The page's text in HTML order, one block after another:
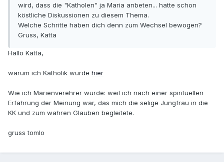
wird, dass die "Katholen" ja Maria anbeten... hatte schon
köstliche Diskussionen zu diesem Thema.
Welche Schritte haben dich denn zum Wechsel bewogen?
Gruss, Katta
Hallo Katta,
warum ich Katholik wurde hier
Wie ich Marienverehrer wurde: weil ich nach einer spirituellen
Erfahrung der Meinung war, das mich die selige Jungfrau in die
KK und zum wahren Glauben begleitete.
gruss tomlo